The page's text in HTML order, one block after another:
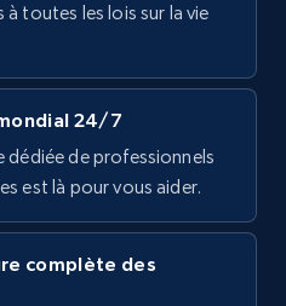
using
id, Title, Rating,
count item, Initial
Essai gratuit
toutes les lois sur la vie
24/7
dédiée de professionnels
est là pour vous aider.
complète des